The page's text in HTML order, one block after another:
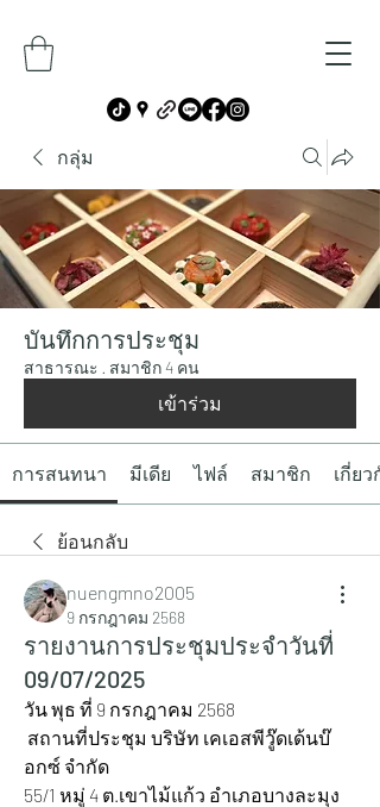
กลุ่ม
บันทึกการประชุม
สาธารณะ · สมาชิก 4 คน
เข้าร่วม
การสนทนา มีเดีย ไฟล์ สมาชิก เกี่ยว
ย้อนกลับ
nuengmno2005
9 กรกฎาคม 2568
รายงานการประชุมประจำวันที่
09/07/2025
วัน พุธ ที่ 9 กรกฎาคม 2568
สถานที่ประชุม บริษัท เคเอสพีวู๊ดเด้นบ๊
อกซ์ จำกัด
55/1 หมู่ 4 ต.เขาไม้แก้ว อำเภอบางละมุง